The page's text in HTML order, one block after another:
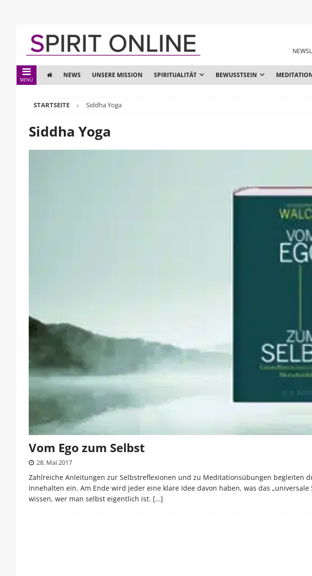
MENÜ
NEWS UNSERE MISSION SPIRITUALITÄT BEWUSSTSEIN
STARTSEITE Siddha Yoga
Siddha Yoga
Vom Ego zum Selbst
28. Mai 2017
Zahlreiche Anleitungen zur Selbstreflexionen und zu Meditationsübungen begleiten
Innehalten ein. Am Ende wird jeder eine klare Idee davon haben, was das
wissen, wer man selbst eigentlich ist. […]